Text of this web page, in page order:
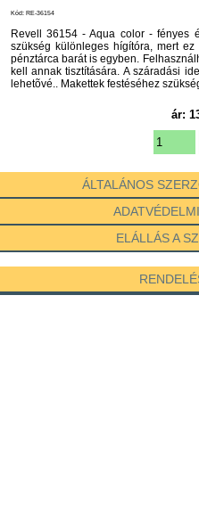
Kód: RE-36154
Revell 36154 - Aqua color - fényes
szükség különleges hígítóra, mert
pénztárca barát is egyben.
kell annak tisztítására. A száradási
lehetõvé.. Makettek festéséhez
ár:
ÁLTALÁNOS
ELÁLLÁS A